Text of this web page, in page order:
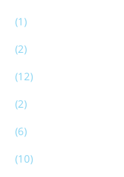
(1)
(2)
(12)
(2)
(6)
(10)